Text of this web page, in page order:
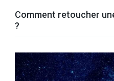
Comment retoucher
?